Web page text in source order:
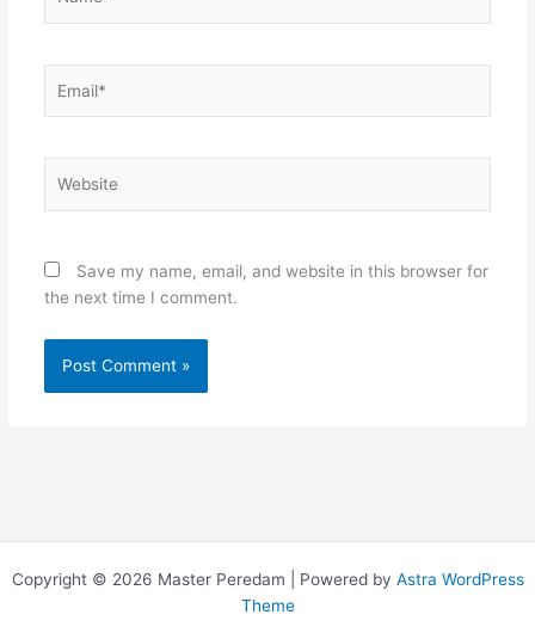
Save my name, email, and website in this browser for
the next time I comment.
Copyright © 2026 Master Peredam | Powered by Astra WordPress
Theme